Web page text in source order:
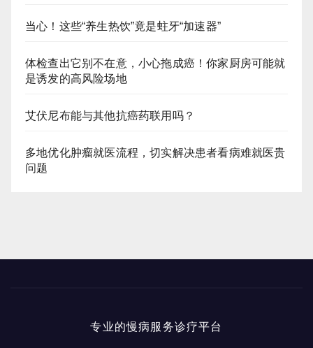
当心！这些“养生热饮”竟是蛀牙“加速器”
体检查出它别不在意，小心拖成癌！你家厨房可能就
是诱发的高风险场地
艾伏尼布能与其他抗癌药联用吗？
多地优化肿瘤就医流程，切实解决患者看病难就医贵
问题
专业的慢病服务诊疗平台